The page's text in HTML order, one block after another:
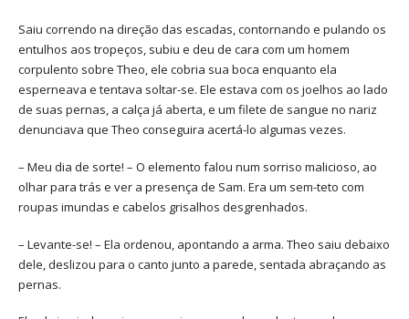
Saiu correndo na direção das escadas, contornando e pulando os
entulhos aos tropeços, subiu e deu de cara com um homem
corpulento sobre Theo, ele cobria sua boca enquanto ela
esperneava e tentava soltar-se. Ele estava com os joelhos ao lado
de suas pernas, a calça já aberta, e um filete de sangue no nariz
denunciava que Theo conseguira acertá-lo algumas vezes.
– Meu dia de sorte! – O elemento falou num sorriso malicioso, ao
olhar para trás e ver a presença de Sam. Era um sem-teto com
roupas imundas e cabelos grisalhos desgrenhados.
– Levante-se! – Ela ordenou, apontando a arma. Theo saiu debaixo
dele, deslizou para o canto junto a parede, sentada abraçando as
pernas.